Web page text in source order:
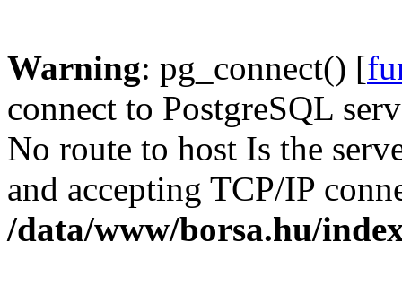
Warning: pg_connect() [
connect to PostgreSQL
No route to host Is the
and accepting TCP/IP
/data/www/borsa.hu/